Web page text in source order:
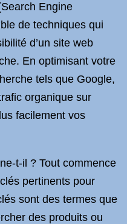
Engine
de techniques qui
d’un site web
En optimisant votre
tels que Google,
organique sur
facilement vos
t-il ? Tout commence
pertinents pour
sont des termes que
des produits ou